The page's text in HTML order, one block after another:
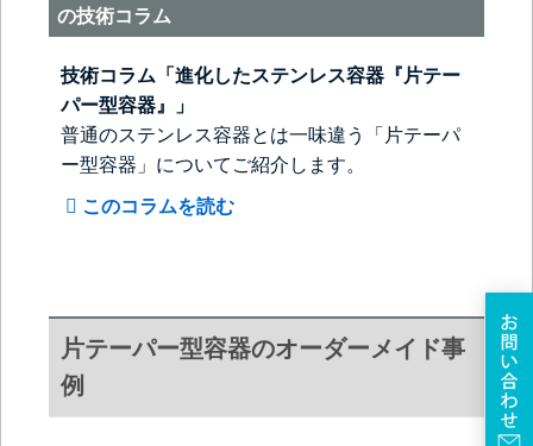
の技術コラム
技術コラム「進化したステンレス容器『片テー
パー型容器』」
普通のステンレス容器とは一味違う「片テーパ
ー型容器」についてご紹介します。
このコラムを読む
片テーパー型容器のオーダーメイド事
例